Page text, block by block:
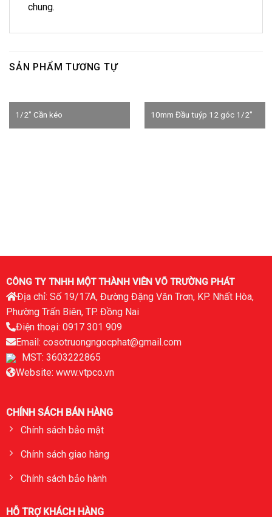
chung.
SẢN PHẨM TƯƠNG TỰ
1/2″ Cần kéo 10mm Đầu tuýp 12 góc 1/2″
CÔNG TY TNHH MỘT THÀNH VIÊN VÕ TRƯỜNG PHÁT
Địa chỉ: Số 19/17A, Đường Đặng Văn Trơn, KP. Nhất Hòa,
Phường Trấn Biên, TP. Đồng Nai
Điện thoại: 0917 301 909
Email: cosotruongngocphat@gmail.com
MST: 3603222865
Website: www.vtpco.vn
CHÍNH SÁCH BÁN HÀNG
Chính sách bảo mật
Chính sách giao hàng
Chính sách bảo hành
HỖ TRỢ KHÁCH HÀNG